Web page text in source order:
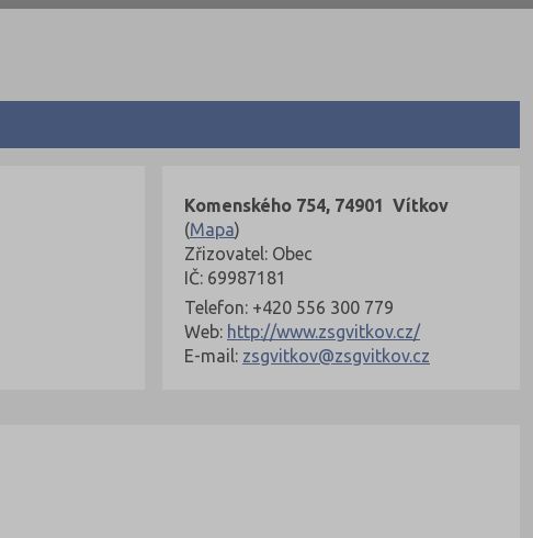
Komenského 754, 74901 Vítkov
(Mapa)
Zřizovatel: Obec
IČ: 69987181
Telefon: +420 556 300 779
Web: http://www.zsgvitkov.cz/
E-mail: zsgvitkov@zsgvitkov.cz